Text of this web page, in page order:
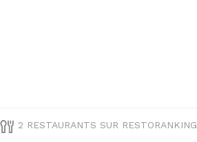
2 RESTAURANTS SUR RESTORANKING